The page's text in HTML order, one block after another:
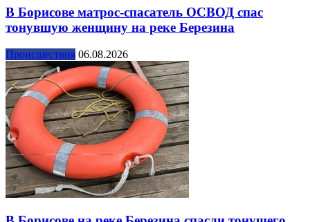
В Борисове матрос-спасатель ОСВОД спас
тонувшую женщину на реке Березина
Происшествия 06.08.2026